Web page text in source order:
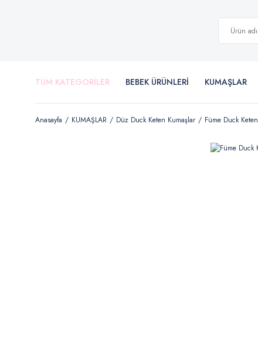
TÜM KATEGORİLER BEBEK ÜRÜNLERİ KUMAŞLAR
Anasayfa KUMAŞLAR Düz Duck Keten Kumaşlar Füme Duck Keten